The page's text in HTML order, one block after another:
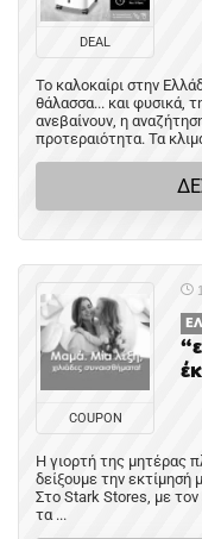
DEAL
Το καλοκαίρι στην
θάλασσα... και φυσικά,
ανεβαίνουν, η
προτεραιότητα. Τα
COUPON
Η γιορτή της μητέρας
δείξουμε την εκτίμησή
Στο Stark Stores, με
τα ...